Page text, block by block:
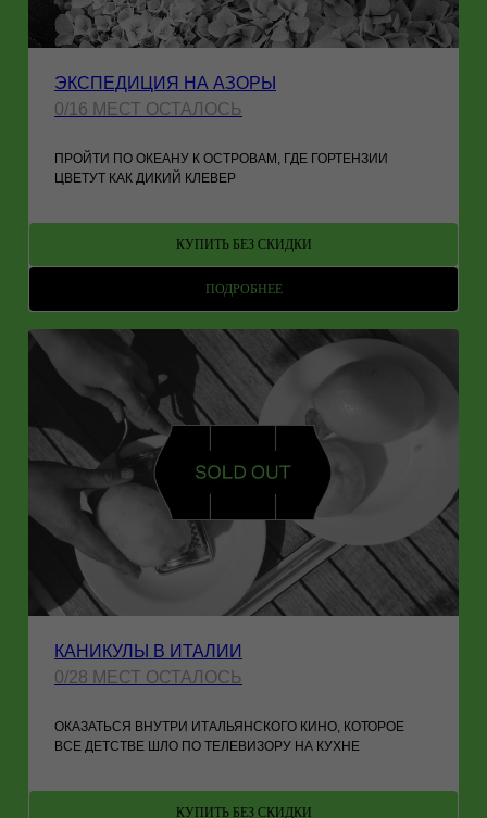
ЭКСПЕДИЦИЯ НА АЗОРЫ
0/16 МЕСТ ОСТАЛОСЬ
ПРОЙТИ ПО ОКЕАНУ К ОСТРОВАМ, ГДЕ ГОРТЕНЗИИ
ЦВЕТУТ КАК ДИКИЙ КЛЕВЕР
КУПИТЬ БЕЗ СКИДКИ
ПОДРОБНЕЕ
КАНИКУЛЫ В ИТАЛИИ
0/28 МЕСТ ОСТАЛОСЬ
ОКАЗАТЬСЯ ВНУТРИ ИТАЛЬЯНСКОГО КИНО, КОТОРОЕ
ВСЕ ДЕТСТВЕ ШЛО ПО ТЕЛЕВИЗОРУ НА КУХНЕ
КУПИТЬ БЕЗ СКИДКИ